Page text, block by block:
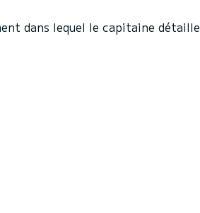
dans lequel le capitaine détaille